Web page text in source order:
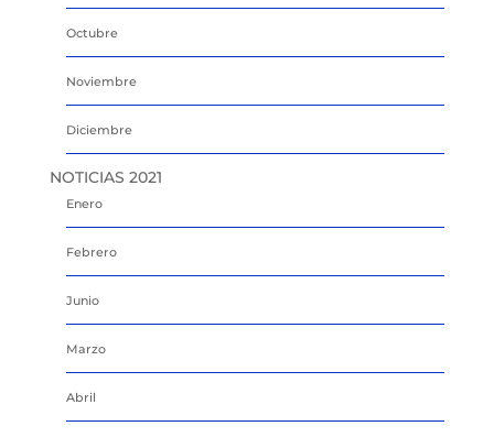
Octubre
Noviembre
Diciembre
NOTICIAS 2021
Enero
Febrero
Junio
Marzo
Abril